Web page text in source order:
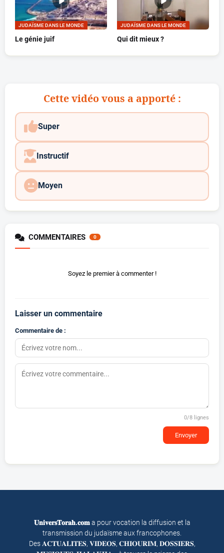
JUDAÏSME DANS LE MONDE
Le génie juif
JUDAÏSME DANS LE MONDE
Qui dit mieux ?
Cette vidéo vous a apporté :
Super
Instructif
Moyen
COMMENTAIRES 0
Soyez le premier à commenter !
Laisser un commentaire
Commentaire de :
0/8 lignes
Envoyer
𝐔𝐧𝐢𝐯𝐞𝐫𝐬𝐓𝐨𝐫𝐚𝐡.𝐜𝐨𝐦a pour vocation la diffusion et la
transmission du judaïsme aux francophones.
Des 𝐀𝐂𝐓𝐔𝐀𝐋𝐈𝐓𝐄𝐒, 𝐕𝐈𝐃𝐄𝐎𝐒, 𝐂𝐇𝐈𝐎𝐔𝐑𝐈𝐌, 𝐃𝐎𝐒𝐒𝐈𝐄𝐑𝐒,